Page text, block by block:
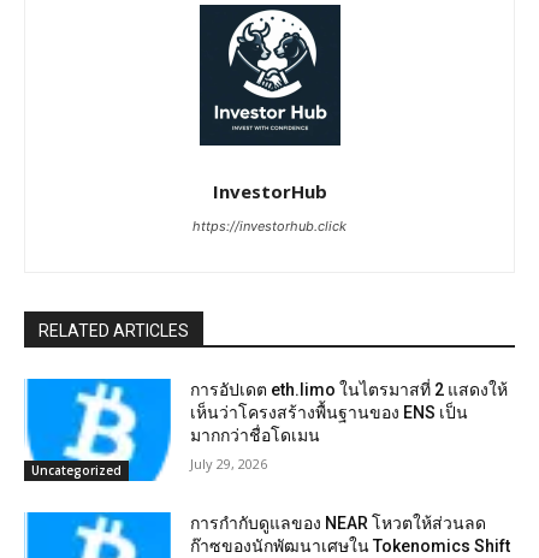
InvestorHub
https://investorhub.click
RELATED ARTICLES
Uncategorized
การอัปเดต eth.limo ในไตรมาสที่ 2 แสดงให้
เห็นว่าโครงสร้างพื้นฐานของ ENS เป็น
มากกว่าชื่อโดเมน
July 29, 2026
การกำกับดูแลของ NEAR โหวตให้ส่วนลด
ก๊าซของนักพัฒนาเศษใน Tokenomics Shift